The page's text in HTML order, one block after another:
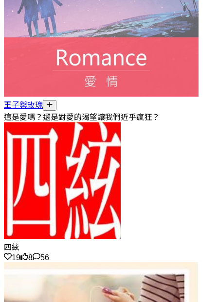
王子與玫瑰
這是愛嗎？還是對愛的渴望讓我們近乎瘋狂？
四絃
19
8 56